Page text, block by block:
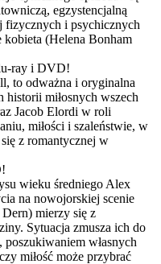
egzystencjalną
fizycznych i psychicznych
(Helena Bonham
ray i DVD!
to odważna i oryginalna
historii miłosnych wszech
Jacob Elordi w roli
miłości i szaleństwie, w
z romantycznej w
wieku średniego Alex
na nowojorskiej scenie
mierzy się z
Sytuacja zmusza ich do
własnych
miłość może przybrać